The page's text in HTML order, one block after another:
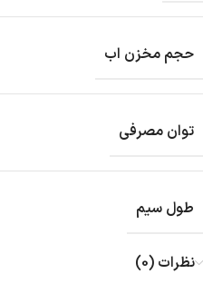
حجم مخزن اب
توان مصرفی
طول سیم
نظرات (0)